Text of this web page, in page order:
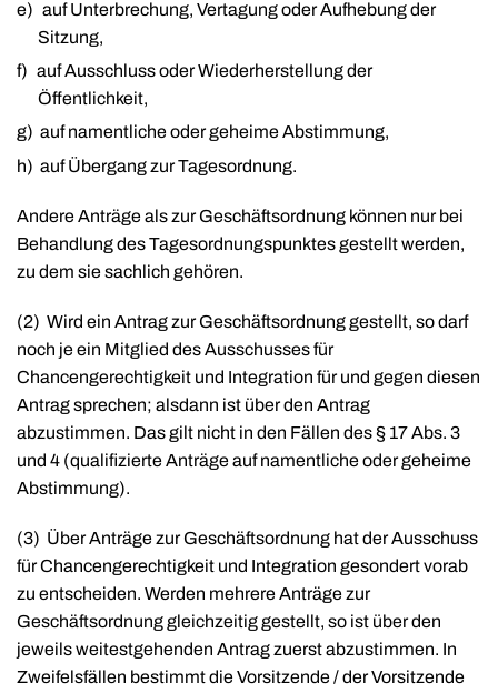
e) auf Unterbrechung, Vertagung oder Aufhebung der
Sitzung,
f) auf Ausschluss oder Wiederherstellung der
Öffentlichkeit,
g) auf namentliche oder geheime Abstimmung,
h) auf Übergang zur Tagesordnung.
Andere Anträge als zur Geschäftsordnung können nur bei
Behandlung des Tagesordnungspunktes gestellt werden,
zu dem sie sachlich gehören.
(2) Wird ein Antrag zur Geschäftsordnung gestellt, so darf
noch je ein Mitglied des Ausschusses für
Chancengerechtigkeit und Integration für und gegen diesen
Antrag sprechen; alsdann ist über den Antrag
abzustimmen. Das gilt nicht in den Fällen des § 17 Abs. 3
und 4 (qualifizierte Anträge auf namentliche oder geheime
Abstimmung).
(3) Über Anträge zur Geschäftsordnung hat der Ausschuss
für Chancengerechtigkeit und Integration gesondert vorab
zu entscheiden. Werden mehrere Anträge zur
Geschäftsordnung gleichzeitig gestellt, so ist über den
jeweils weitestgehenden Antrag zuerst abzustimmen. In
Zweifelsfällen bestimmt die Vorsitzende / der Vorsitzende